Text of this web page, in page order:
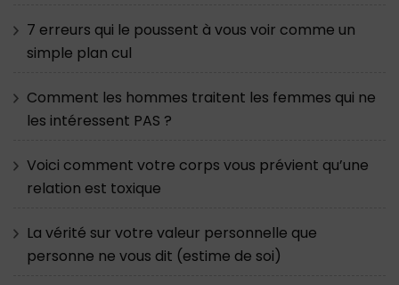
7 erreurs qui le poussent à vous voir comme un
simple plan cul
Comment les hommes traitent les femmes qui ne
les intéressent PAS ?
Voici comment votre corps vous prévient qu’une
relation est toxique
La vérité sur votre valeur personnelle que
personne ne vous dit (estime de soi)